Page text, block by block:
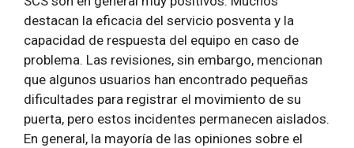
destacan la eficacia del servicio posventa y la
capacidad de respuesta del equipo en caso de
problema. Las revisiones, sin embargo, mencionan
que algunos usuarios han encontrado pequeñas
dificultades para registrar el movimiento de su
puerta, pero estos incidentes permanecen aislados.
En general, la mayoría de las opiniones sobre el